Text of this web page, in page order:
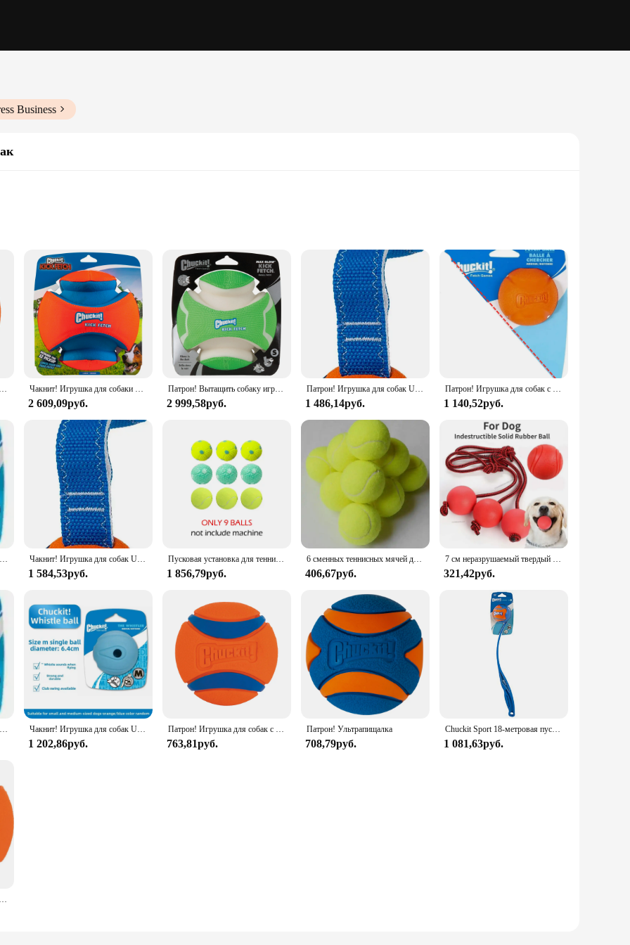
Business
to enhance their pet's playtime. Crafted from high-quality, durable rubber, this fetch ball is designed to withstand the rigors of energetic
in the most challenging conditions, ensuring that playtime is not interrupted by lost balls. The standard 2.5-inch diameter of the Chuckit
for training and play sessions.
for a reliable fetch toy, the Chuckit Fetch Ball is versatile enough to meet your needs. It's lightweight yet bouncy, ensuring that it can
design is not only functional but also aesthetically pleasing, making it a great addition to any dog's toy collection. Available in sets or
friendly option, making it accessible for all dog owners.
play companion. Its bouncy nature makes it perfect for indoor and outdoor play, whether you're in a park, backyard, or beach. The ball's
play, making it a reliable choice for daily use. The bright colors and easy-to-spot design make it an excellent choice for fetch games in
the sun goes down. With the Chuckit Fetch Ball, your dog's playtime is always full of excitement and fun.
Чакнит! Игрушка для собак Ultra Ball — маленькие надувные шарики для собак 0–20 фунтов — изготовлена из прочной резины — плавающие водные игрушки для домашних животных Чакнит! Игрушка для собаки Kick Fetch Ball
2 609,09руб.
Патрон! Вытащить собаку игрушечный мяч, светится в темноте
2 999,58руб.
Патрон! Игрушка для собак Ultra Tug, игрушка для собак с мячом для вытаскивания
1 486,14руб.
Патрон! Игрушка для собак с шариками, разные цвета
1 140,52руб.
Chuckit Fetch Medley Dog Ball Игрушки для собак, упаковка из 3 шт. Чакнит! Игрушка для собак Ultra Tug, игрушка для буксировки мяча для фехтча и собак для собак
1 584,53руб.
Пусковая установка для теннисных мячей для собак, интерактивная игрушка для домашних животных, автоматическая игра для собак с регулируемым расстоянием, прочная игрушка для собак
1 856,79руб.
6 сменных теннисных мячей для собак, тренировочная пусковая установка для упражнений, ударный патрон для кошек, Спортивная игрушка для прыжков AFP, гипер, для мини-питомцев
406,67руб.
7 см неразрушаемый твердый резиновый мяч для дрессировки питомцев жевательная игрушка для собак Игрушки для маленьких средних и больших собак Интерактивная
321,42руб.
Chuckit Fetch Medley Dog Ball Игрушки для собак, упаковка из 3 шт. Чакнит! Игрушка для собак Ultra Ball — маленькие надувные шарики для собак 0–20 фунтов — изготовлена из прочной резины — плавающие водные игрушки для домашних животных
1 202,86руб.
Патрон! Игрушка для собак с ультрамячом
763,81руб.
Патрон! Ультрапищалка
708,79руб.
Chuckit Sport 18-метровая пусковая установка для мячей для собак, длина 18 дюймов, включает средний шарик (2,5 дюйма) для собак, 20-60 фунтов
1 081,63руб.
Игрушка для собак Chuckit Ultra Ball